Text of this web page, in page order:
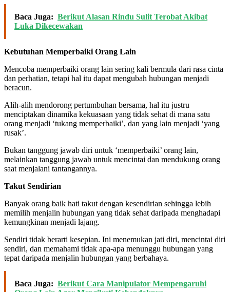
Baca Juga: Berikut Alasan Rindu Sulit Terobat Akibat
Luka Dikecewakan
Kebutuhan Memperbaiki Orang Lain
Mencoba memperbaiki orang lain sering kali bermula dari rasa cinta
dan perhatian, tetapi hal itu dapat mengubah hubungan menjadi
beracun.
Alih-alih mendorong pertumbuhan bersama, hal itu justru
menciptakan dinamika kekuasaan yang tidak sehat di mana satu
orang menjadi ‘tukang memperbaiki’, dan yang lain menjadi ‘yang
rusak’.
Bukan tanggung jawab diri untuk ‘memperbaiki’ orang lain,
melainkan tanggung jawab untuk mencintai dan mendukung orang
saat menjalani tantangannya.
Takut Sendirian
Banyak orang baik hati takut dengan kesendirian sehingga lebih
memilih menjalin hubungan yang tidak sehat daripada menghadapi
kemungkinan menjadi lajang.
Sendiri tidak berarti kesepian. Ini menemukan jati diri, mencintai diri
sendiri, dan memahami tidak apa-apa menunggu hubungan yang
tepat daripada menjalin hubungan yang berbahaya.
Baca Juga: Berikut Cara Manipulator Mempengaruhi